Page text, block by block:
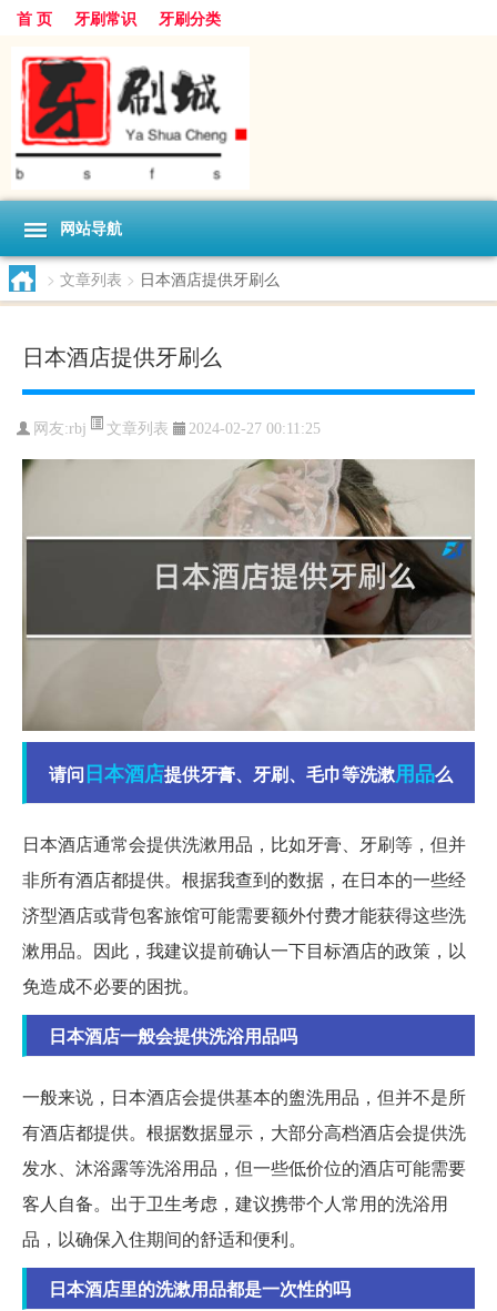
首 页 牙刷常识 牙刷分类
网站导航
> 文章列表 > 日本酒店提供牙刷么
日本酒店提供牙刷么
网友:rbj 文章列表 2024-02-27 00:11:25
请问日本酒店提供牙膏、牙刷、毛巾等洗漱用品么
日本酒店通常会提供洗漱用品，比如牙膏、牙刷等，但并
非所有酒店都提供。根据我查到的数据，在日本的一些经
济型酒店或背包客旅馆可能需要额外付费才能获得这些洗
漱用品。因此，我建议提前确认一下目标酒店的政策，以
免造成不必要的困扰。
日本酒店一般会提供洗浴用品吗
一般来说，日本酒店会提供基本的盥洗用品，但并不是所
有酒店都提供。根据数据显示，大部分高档酒店会提供洗
发水、沐浴露等洗浴用品，但一些低价位的酒店可能需要
客人自备。出于卫生考虑，建议携带个人常用的洗浴用
品，以确保入住期间的舒适和便利。
日本酒店里的洗漱用品都是一次性的吗